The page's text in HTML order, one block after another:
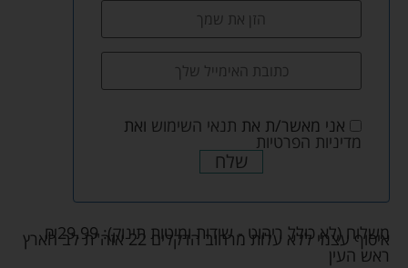
אני מאשר/ת את תנאי השימוש ואת
מדיניות הפרטיות
שלח
משלוח (לא כולל ריהוט - שידות ומיטות תינוק): ₪29.99
איסוף עצמי ללא עלות מרחוב הדקלים 22 אזה"ת לב הארץ
ראש העין